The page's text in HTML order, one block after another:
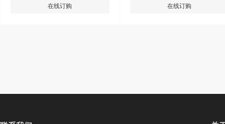
在线订购 在线订购